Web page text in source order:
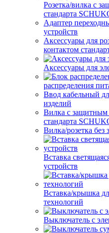
Розетка/вилка с
стандарта
Адаптер
устройств
Аксессуары для
контактом
Аксессуары для
распределения
Ввод кабельный
изделий
Вилка с защитным
стандарта
Вилка/розетка без
Вставка
устройств
Вставка/крышка
технологий
Выключатель с